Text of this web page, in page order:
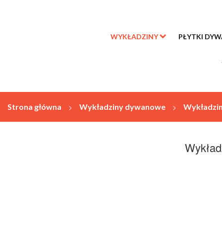
WYKŁADZINY PŁYTKI
Strona główna > Wykładziny dywanowe >